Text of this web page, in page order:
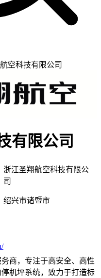
空科技有限公司
有限公司
浙江圣翔航空科技有限公
司
绍兴市诸暨市
商，专注于高安全、高性
机坪系统，致力于打造标